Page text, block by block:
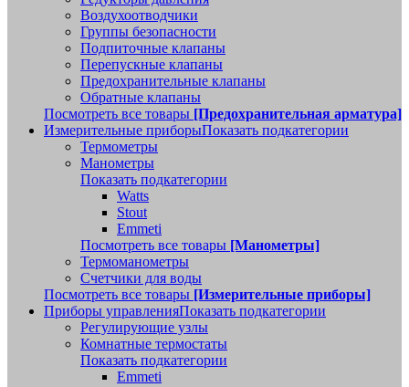
Воздухоотводчики
Группы безопасности
Подпиточные клапаны
Перепускные клапаны
Предохранительные клапаны
Обратные клапаны
Посмотреть все товары [Предохранительная арматура]
Измерительные приборыПоказать подкатегории
Термометры
Манометры
Показать подкатегории
Watts
Stout
Emmeti
Посмотреть все товары [Манометры]
Термоманометры
Счетчики для воды
Посмотреть все товары [Измерительные приборы]
Приборы управленияПоказать подкатегории
Регулирующие узлы
Комнатные термостаты
Показать подкатегории
Emmeti